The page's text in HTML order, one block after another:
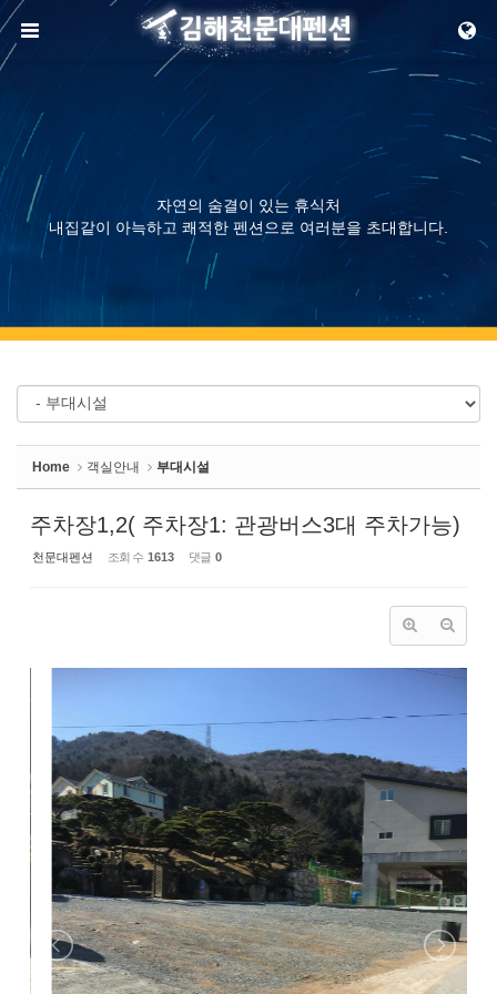
메뉴 건너뛰기
자연의 숨결이 있는 휴식처
내집같이 아늑하고 쾌적한 펜션으로 여러분을 초대합니다.
Home 객실안내 부대시설
주차장1,2( 주차장1: 관광버스3대 주차가능)
천문대펜션 조회 수 1613 댓글 0